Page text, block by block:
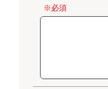
※必須